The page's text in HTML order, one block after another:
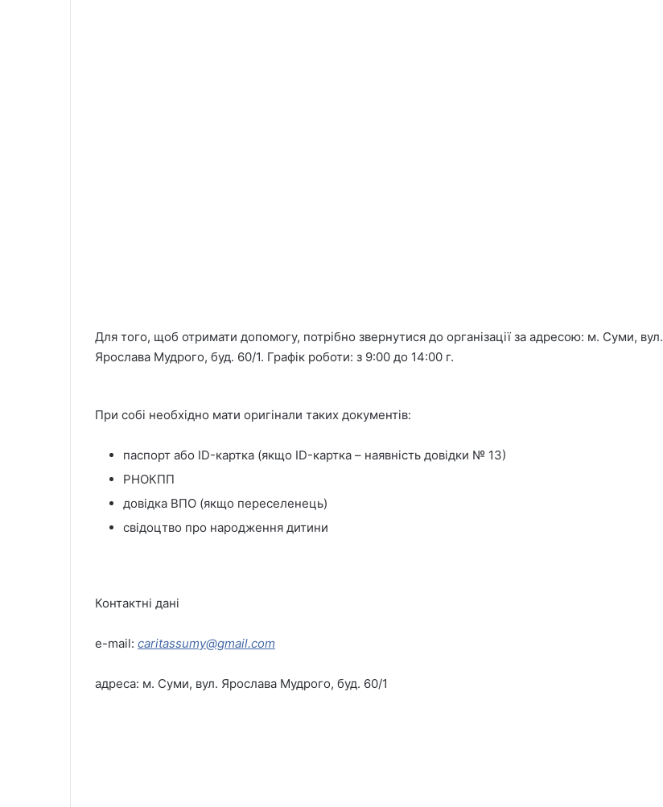
Для того, щоб отримати допомогу, потрібно звернутися до організації за адресою: м. Суми, вул.
Ярослава Мудрого, буд. 60/1. Графік роботи: з 9:00 до 14:00 г.
При собі необхідно мати оригінали таких документів:
паспорт або ID-картка (якщо ID-картка – наявність довідки № 13)
РНОКПП
довідка ВПО (якщо переселенець)
свідоцтво про народження дитини
Контактні дані
e-mail: caritassumy@gmail.com
адреса: м. Суми, вул. Ярослава Мудрого, буд. 60/1